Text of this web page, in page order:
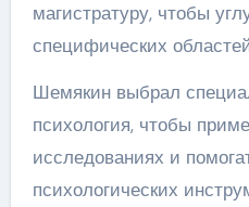
магистратуру, чтобы
специфических
Шемякин выбрал
психология, чтобы
исследованиях и
психологических